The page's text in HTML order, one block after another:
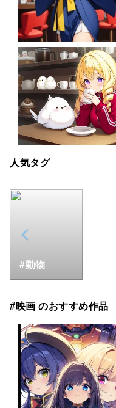
37
46
人気タグ
#動物
#映画 のおすすめ作品